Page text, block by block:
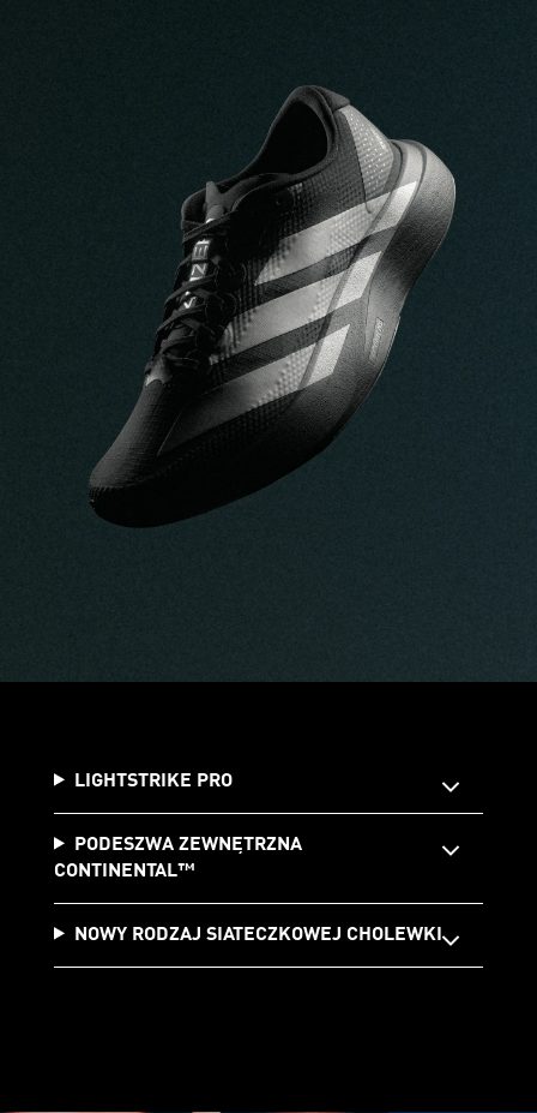
LIGHTSTRIKE PRO
PODESZWA ZEWNĘTRZNA
CONTINENTAL™️
NOWY RODZAJ SIATECZKOWEJ CHOLEWKI